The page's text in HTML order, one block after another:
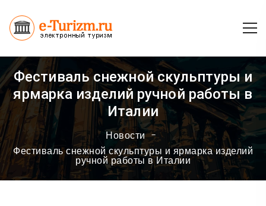
Фестиваль снежной скульптуры и
ярмарка изделий ручной работы в
Италии
Новости
Фестиваль снежной скульптуры и ярмарка изделий
ручной работы в Италии